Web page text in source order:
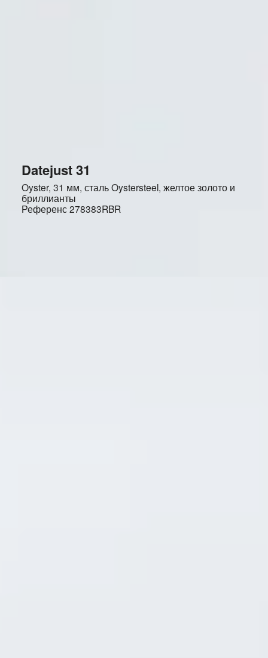
Datejust 31
Oyster, 31 мм, сталь Oystersteel, желтое золото и
бриллианты
Референс278383RBR